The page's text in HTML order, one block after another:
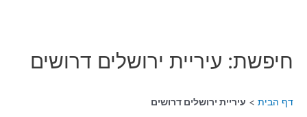
חיפשת: עיריית ירושלים דרושים
דף הבית
עיריית ירושלים דרושים